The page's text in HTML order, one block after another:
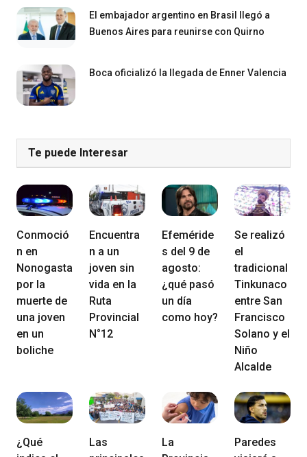
El embajador argentino en Brasil llegó a
Buenos Aires para reunirse con Quirno
Boca oficializó la llegada de Enner Valencia
Te puede Interesar
Conmoció
n en
Nonogasta
por la
muerte de
una joven
en un
boliche
Encuentra
n a un
joven sin
vida en la
Ruta
Provincial
N°12
Efeméride
s del 9 de
agosto:
¿qué pasó
un día
como hoy?
Se realizó
el
tradicional
Tinkunaco
entre San
Francisco
Solano y el
Niño
Alcalde
¿Qué
Las
La
Paredes